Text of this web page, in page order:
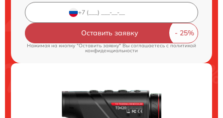
Оставить заявку
Нажимая на кнопку "Оставить заявку" Вы соглашаетесь cполитикой
конфиденциальности